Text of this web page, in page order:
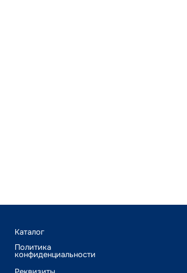
Каталог
Политика
конфиденциальности